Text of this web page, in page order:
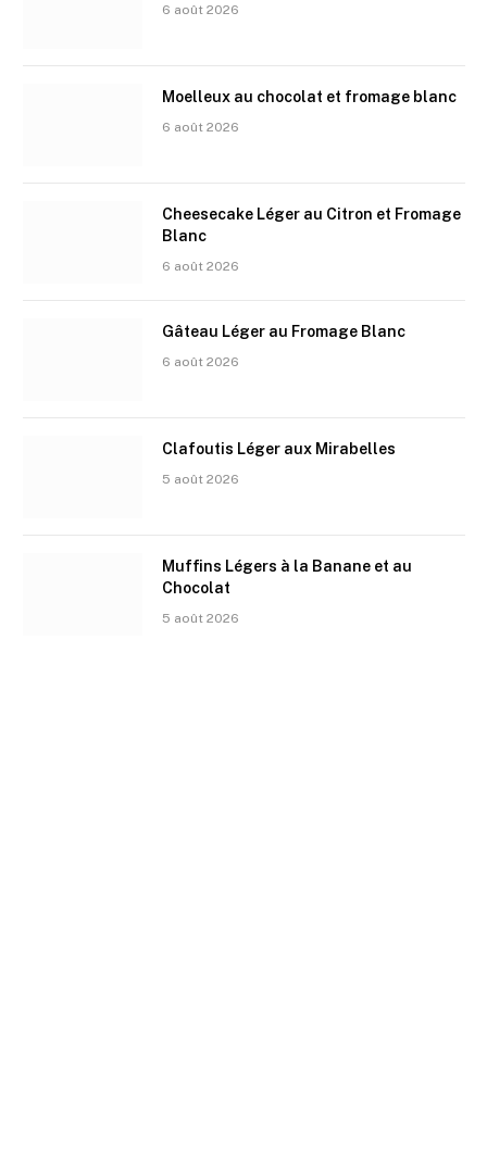
6 août 2026
Moelleux au chocolat et fromage blanc
6 août 2026
Cheesecake Léger au Citron et Fromage
Blanc
6 août 2026
Gâteau Léger au Fromage Blanc
6 août 2026
Clafoutis Léger aux Mirabelles
5 août 2026
Muffins Légers à la Banane et au
Chocolat
5 août 2026